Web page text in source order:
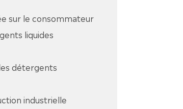
sur le consommateur
liquides
détergents
industrielle